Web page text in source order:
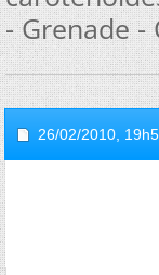
- Grenade -
26/02/2010,